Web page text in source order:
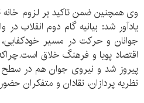
وی همچنین ضمن تاکید بر لزوم خانه
یادآور شد: بیانیه گام دوم انقلاب
جوانان و حرکت در مسیر
اقتصاد پویا و فرهنگ خلاق
پیروز شد و نیروی جوان هم در
نظریه پردازان، نقادان و متفکران